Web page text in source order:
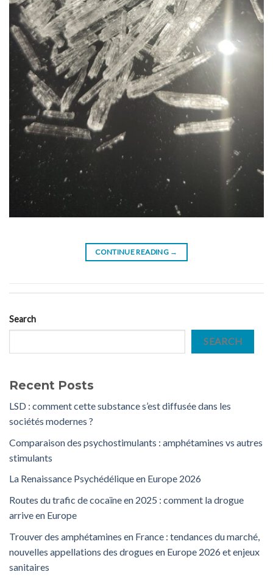
CONTINUE READING →
Search
SEARCH
Recent Posts
LSD : comment cette substance s’est diffusée dans les
sociétés modernes ?
Comparaison des psychostimulants : amphétamines vs autres
stimulants
La Renaissance Psychédélique en Europe 2026
Routes du trafic de cocaïne en 2025 : comment la drogue
arrive en Europe
Trouver des amphétamines en France : tendances du marché,
nouvelles appellations des drogues en Europe 2026 et enjeux
sanitaires